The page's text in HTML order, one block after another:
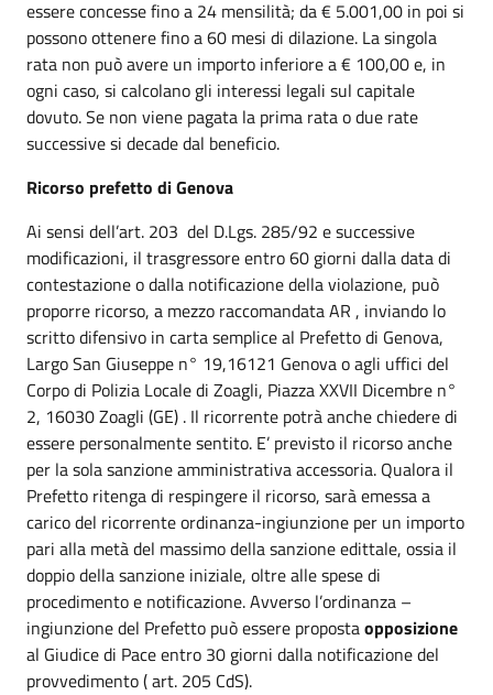
essere concesse fino a 24 mensilità; da € 5.001,00 in poi si
possono ottenere fino a 60 mesi di dilazione. La singola
rata non può avere un importo inferiore a € 100,00 e, in
ogni caso, si calcolano gli interessi legali sul capitale
dovuto. Se non viene pagata la prima rata o due rate
successive si decade dal beneficio.
Ricorso prefetto di Genova
Ai sensi dell’art. 203 del D.Lgs. 285/92 e successive
modificazioni, il trasgressore entro 60 giorni dalla data di
contestazione o dalla notificazione della violazione, può
proporre ricorso, a mezzo raccomandata AR , inviando lo
scritto difensivo in carta semplice al Prefetto di Genova,
Largo San Giuseppe n° 19,16121 Genova o agli uffici del
Corpo di Polizia Locale di Zoagli, Piazza XXVII Dicembre n°
2, 16030 Zoagli (GE) . Il ricorrente potrà anche chiedere di
essere personalmente sentito. E’ previsto il ricorso anche
per la sola sanzione amministrativa accessoria. Qualora il
Prefetto ritenga di respingere il ricorso, sarà emessa a
carico del ricorrente ordinanza-ingiunzione per un importo
pari alla metà del massimo della sanzione edittale, ossia il
doppio della sanzione iniziale, oltre alle spese di
procedimento e notificazione. Avverso l’ordinanza –
ingiunzione del Prefetto può essere propostaopposizione
al Giudice di Pace entro 30 giorni dalla notificazione del
provvedimento ( art. 205 CdS).